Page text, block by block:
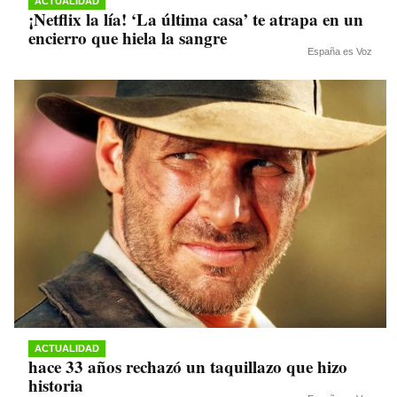
¡Netflix la lía! ‘La última casa’ te atrapa en un
encierro que hiela la sangre
España es Voz
ACTUALIDAD
hace 33 años rechazó un taquillazo que hizo
historia